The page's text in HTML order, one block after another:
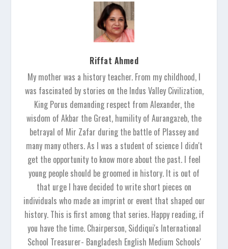
Riffat Ahmed
My mother was a history teacher. From my childhood, I
was fascinated by stories on the Indus Valley Civilization,
King Porus demanding respect from Alexander, the
wisdom of Akbar the Great, humility of Aurangazeb, the
betrayal of Mir Zafar during the battle of Plassey and
many many others. As I was a student of science I didn't
get the opportunity to know more about the past. I feel
young people should be groomed in history. It is out of
that urge I have decided to write short pieces on
individuals who made an imprint or event that shaped our
history. This is first among that series. Happy reading, if
you have the time. Chairperson, Siddiqui's International
School Treasurer- Bangladesh English Medium Schools'